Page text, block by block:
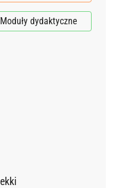
Moduły dydaktyczne